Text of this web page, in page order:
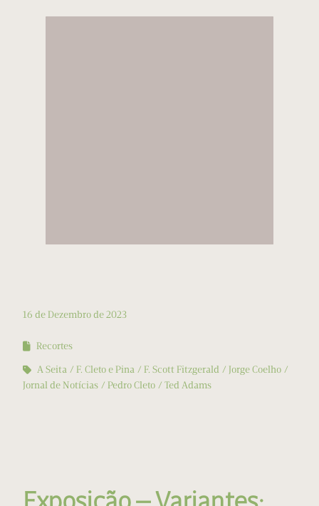
16 de Dezembro de 2023
Recortes
A Seita
F. Cleto e Pina F. Scott Fitzgerald
Jorge Coelho
Jornal de Notícias
Pedro Cleto Ted Adams